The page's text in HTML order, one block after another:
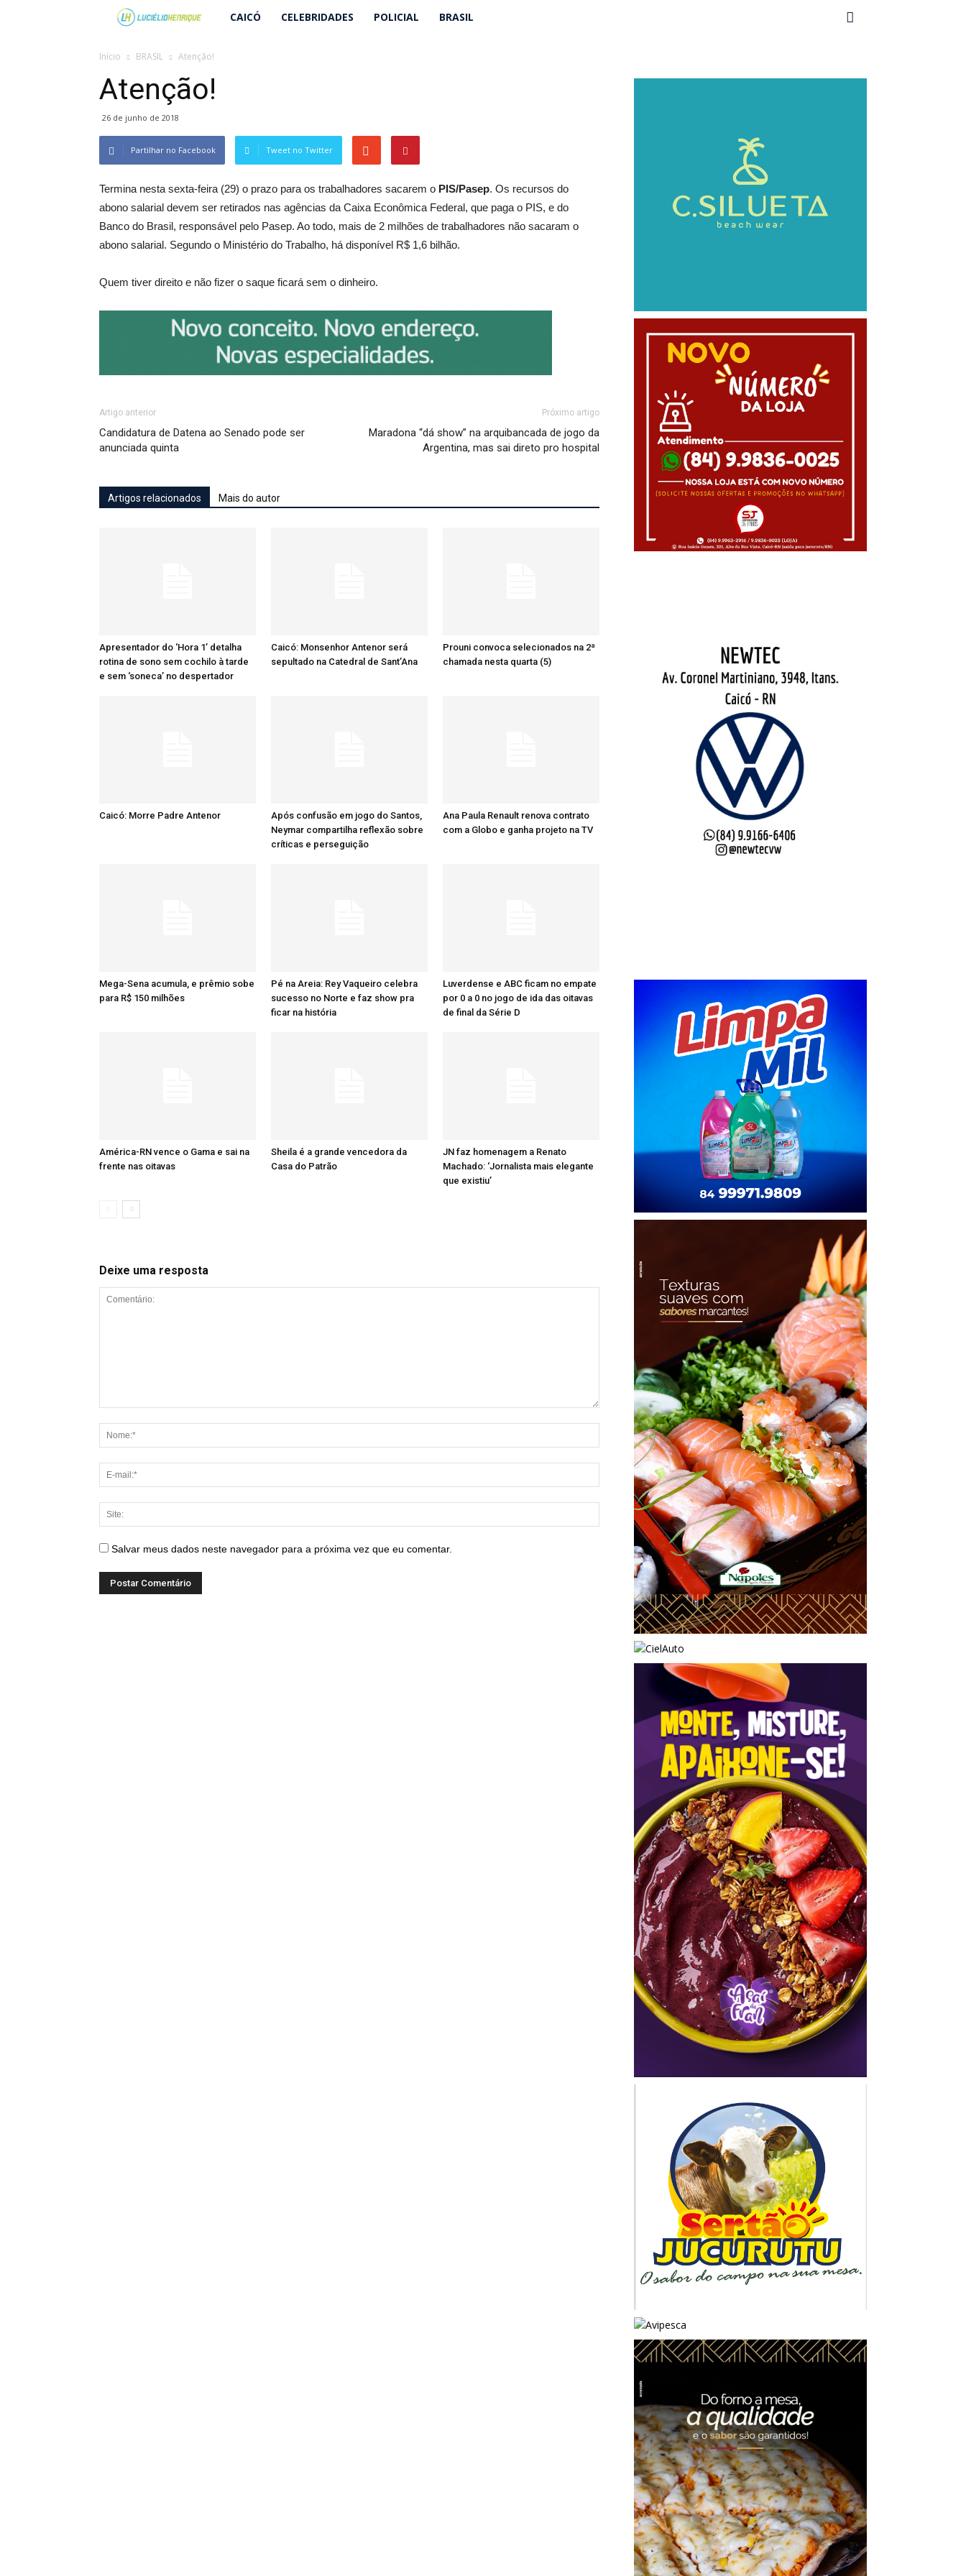
Lucielio
CAICÓ CELEBRIDADES POLICIAL BRASIL
Início BRASIL Atenção!
Atenção!
26 de junho de 2018
Partilhar no Facebook Tweet no Twitter
Termina nesta sexta-feira (29) o prazo para os trabalhadores sacarem o PIS/Pasep. Os recursos do
abono salarial devem ser retirados nas agências da Caixa Econômica Federal, que paga o PIS, e do
Banco do Brasil, responsável pelo Pasep. Ao todo, mais de 2 milhões de trabalhadores não sacaram o
abono salarial. Segundo o Ministério do Trabalho, há disponível R$ 1,6 bilhão.
Quem tiver direito e não fizer o saque ficará sem o dinheiro.
Artigo anterior
Candidatura de Datena ao Senado pode ser
anunciada quinta
Próximo artigo
Maradona “dá show” na arquibancada de jogo da
Argentina, mas sai direto pro hospital
Artigos relacionados Mais do autor
Apresentador do ‘Hora 1’ detalha
rotina de sono sem cochilo à tarde
e sem ‘soneca’ no despertador
Caicó: Monsenhor Antenor será
sepultado na Catedral de Sant’Ana
Prouni convoca selecionados na 2ª
chamada nesta quarta (5)
Caicó: Morre Padre Antenor
Após confusão em jogo do Santos,
Neymar compartilha reflexão sobre
críticas e perseguição
Ana Paula Renault renova contrato
com a Globo e ganha projeto na TV
Mega-Sena acumula, e prêmio sobe
para R$ 150 milhões
Pé na Areia: Rey Vaqueiro celebra
sucesso no Norte e faz show pra
ficar na história
Luverdense e ABC ficam no empate
por 0 a 0 no jogo de ida das oitavas
de final da Série D
América-RN vence o Gama e sai na
frente nas oitavas
Sheila é a grande vencedora da
Casa do Patrão
JN faz homenagem a Renato
Machado: ‘Jornalista mais elegante
que existiu’
Deixe uma resposta
Salvar meus dados neste navegador para a próxima vez que eu comentar.